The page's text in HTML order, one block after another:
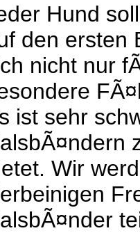
Hund
den ersten
nicht nur
ist sehr
Wir